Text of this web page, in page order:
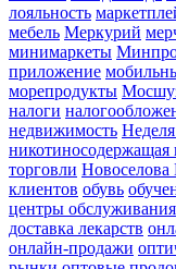
лояльность
мебель Меркурий
минимаркеты
приложение
морепродукты
налоги
недвижимость
никотиносодержащая
торговли Новоселова
клиентов обувь
центры обслуживания
доставка лекарств
онлайн-продажи